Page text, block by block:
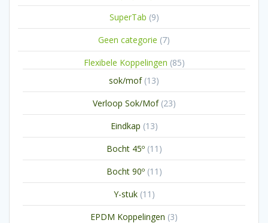
product
SuperTab 99
producten
Geen categorie 77
producten
Flexibele Koppelingen 8585
sok/mof 1313
producten
Verloop Sok/Mof 2323
producten
Eindkap 1313
producten
Bocht 45º 11 11
producten
Bocht 90º 11 11
producten
Y-stuk 11 11
producten
EPDM Koppelingen 33